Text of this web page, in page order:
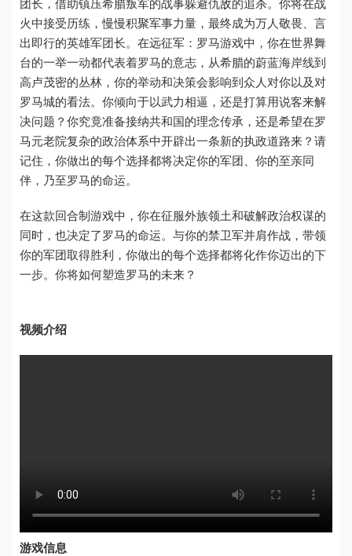
团长，借助镇压希腊叛军的战事躲避仇敌的追杀。你将在战
火中接受历练，慢慢积聚军事力量，最终成为万人敬畏、言
出即行的英雄军团长。在远征军：罗马游戏中，你在世界舞
台的一举一动都代表着罗马的意志，从希腊的蔚蓝海岸线到
高卢茂密的丛林，你的举动和决策会影响到众人对你以及对
罗马城的看法。你倾向于以武力相逼，还是打算用说客来解
决问题？你究竟准备接纳共和国的理念传承，还是希望在罗
马元老院复杂的政治体系中开辟出一条新的执政道路来？请
记住，你做出的每个选择都将决定你的军团、你的至亲同
伴，乃至罗马的命运。
在这款回合制游戏中，你在征服外族领土和破解政治权谋的
同时，也决定了罗马的命运。与你的禁卫军并肩作战，带领
你的军团取得胜利，你做出的每个选择都将化作你迈出的下
一步。你将如何塑造罗马的未来？
视频介绍
游戏信息